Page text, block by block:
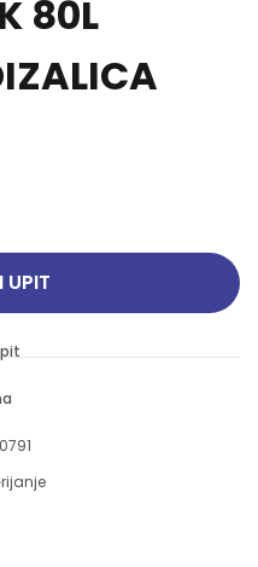
80L
UPIT